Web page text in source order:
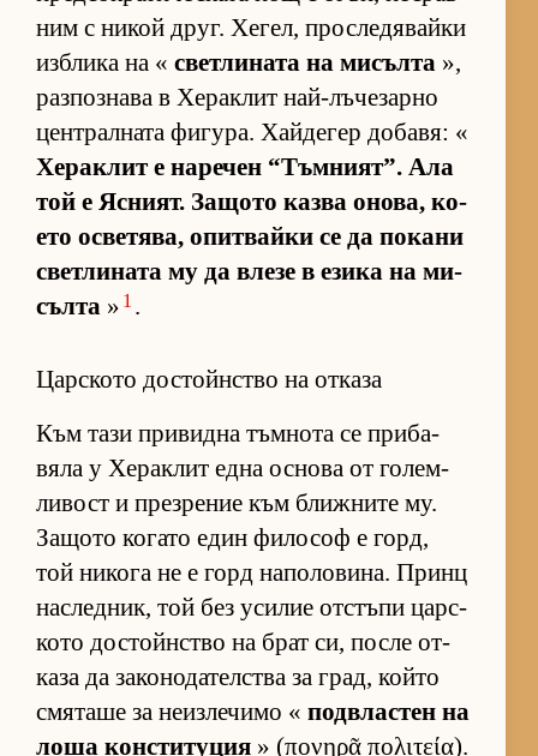
ним с ни­кой друг. Хе­гел, прос­ле­дя­вайки
из­б­лика на « свет­ли­ната на ми­сълта »,
раз­поз­нава в Хе­рак­лит най-лъ­че­зарно
цен­т­рал­ната фи­гу­ра. Хай­де­гер до­ба­вя: «
Хе­рак­лит е на­ре­чен “Тъм­ни­ят”. Ала
той е Яс­ни­ят. За­щото казва оно­ва, ко­
ето ос­ве­тя­ва, опит­вайки се да по­кани
свет­ли­ната му да влезе в езика на ми­
сълта » 1 .
Царското достойнство на отказа
Към тази при­видна тъм­нота се при­ба­
вяла у Хе­рак­лит една ос­нова от го­лем­
ли­вост и през­ре­ние към ближ­ните му.
За­щото ко­гато един фи­ло­соф е горд,
той ни­кога не е горд на­по­ло­ви­на. Принц
нас­лед­ник, той без уси­лие от­с­тъпи цар­с­
кото дос­тойн­с­тво на брат си, после от­
каза да за­ко­но­да­тел­с­тва за град, който
смя­таше за не­из­ле­чимо « под­в­лас­тен на
лоша кон­с­ти­ту­ция » (πονηρᾷ πολιτείᾳ).